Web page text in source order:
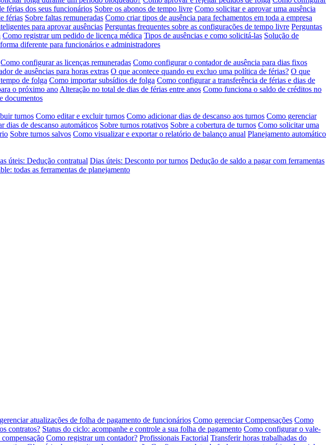
férias dos seus funcionários Sobre os abonos de tempo livre Como solicitar e aprovar uma ausência
férias Sobre faltas remuneradas Como criar tipos de ausência para fechamentos em toda a empresa
para aprovar ausências Perguntas frequentes sobre as configurações de tempo livre Perguntas
Como registrar um pedido de licença médica Tipos de ausências e como solicitá-las Solução de
diferente para funcionários e administradores
Como configurar as licenças remuneradas Como configurar o contador de ausência para dias fixos
de ausências para horas extras O que acontece quando eu excluo uma política de férias? O que
de folga Como importar subsídios de folga Como configurar a transferência de férias e dias de
o próximo ano Alteração no total de dias de férias entre anos Como funciona o saldo de créditos no
documentos
turnos Como editar e excluir turnos Como adicionar dias de descanso aos turnos Como gerenciar
dias de descanso automáticos Sobre turnos rotativos Sobre a cobertura de turnos Como solicitar uma
Sobre turnos salvos Como visualizar e exportar o relatório de balanço anual Planejamento automático
úteis: Dedução contratual Dias úteis: Desconto por turnos Dedução de saldo a pagar com ferramentas
todas as ferramentas de planejamento
atualizações de folha de pagamento de funcionários Como gerenciar Compensações Como
contratos? Status do ciclo: acompanhe e controle a sua folha de pagamento Como configurar o vale-
Como registrar um contador? Profissionais Factorial Transferir horas trabalhadas do